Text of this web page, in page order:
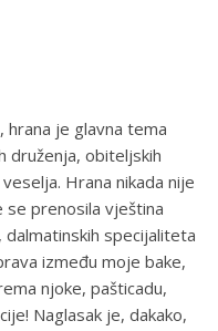
je glavna tema
druženja, obiteljskih
Hrana nikada nije
se prenosila vještina
specijaliteta
između moje bake,
njoke, pašticadu,
Naglasak je, dakako,